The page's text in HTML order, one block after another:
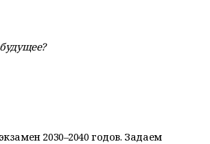
2030–2040 годов. Задаем